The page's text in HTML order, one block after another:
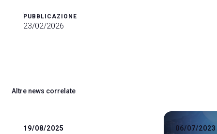
PUBBLICAZIONE
23/02/2026
Altre news correlate
19/08/2025 06/07/2023